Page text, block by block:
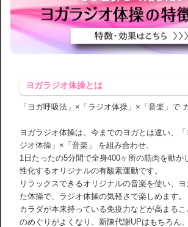
ヨガラジオ体操とは
「ヨガ呼吸法」×「ラジオ体操」×「音楽」で
ヨガラジオ体操は、今までのヨガとは違い、
ジオ体操」×「音楽」 を組み合わせ、
1日たったの5分間で全身400ヶ所の筋肉を動か
性化するオリジナルの有酸素運動です。
リラックスできるオリジナルの音楽を使い、
た体操で、ラジオ体操の気軽さで楽しめます。
カラダが本来持っている免疫力などが高まるこ
のめぐりがよくなり、新陳代謝UPはもちろん、